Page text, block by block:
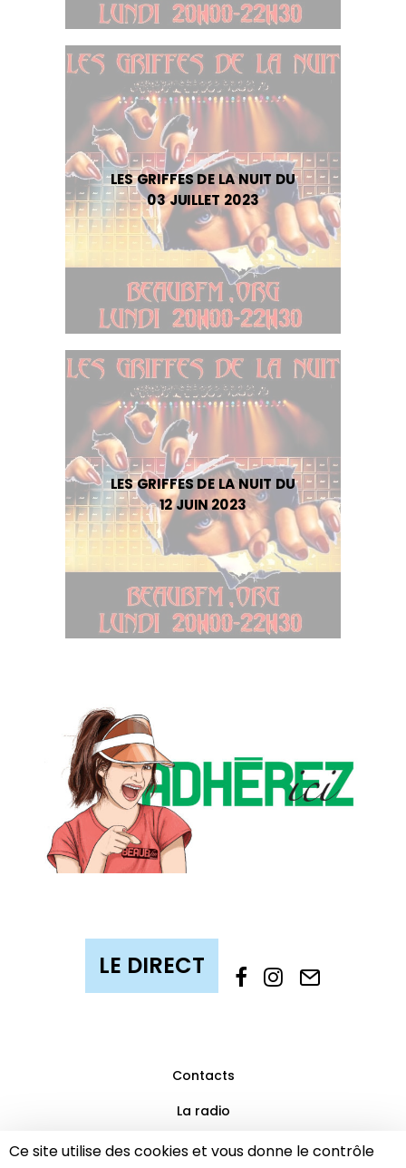
Ce site utilise des cookies et vous donne le contrôle
LES GRIFFES DE LA NUIT DU
03 JUILLET 2023
LES GRIFFES DE LA NUIT DU
12 JUIN 2023
Contacts
La radio
Mentions légales